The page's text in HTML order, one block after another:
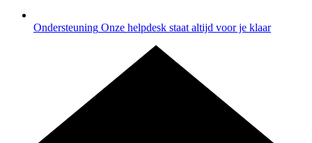
Ondersteuning Onze helpdesk staat altijd voor je klaar